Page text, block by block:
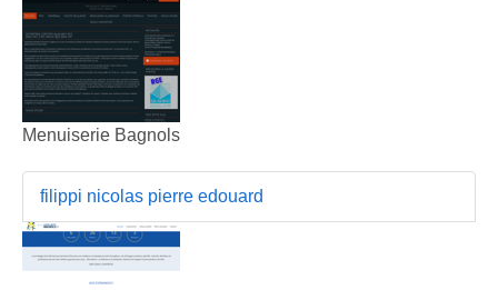
Menuiserie Bagnols
filippi nicolas pierre edouard